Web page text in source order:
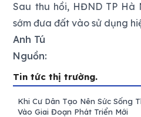
Sau thu hồi, HĐND TP
sớm đưa đất vào sử dụng
Anh Tú
Nguồn:
Tin tức thị trường.
Khi Cư Dân Tạo Nên Sức Sống
Vào Giai Đoạn Phát Triển Mới